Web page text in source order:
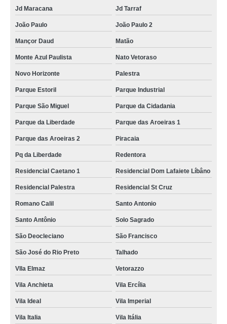
Jd Maracana Jd Tarraf
João Paulo João Paulo 2
Mançor Daud Matão
Monte Azul Paulista Nato Vetoraso
Novo Horizonte Palestra
Parque Estoril Parque Industrial
Parque São Miguel Parque da Cidadania
Parque da Liberdade Parque das Aroeiras 1
Parque das Aroeiras 2 Piracaia
Pq da Liberdade Redentora
Residencial Caetano 1 Residencial Dom Lafaiete Líbâno
Residencial Palestra Residencial St Cruz
Romano Calil Santo Antonio
Santo Antônio Solo Sagrado
São Deocleciano São Francisco
São José do Rio Preto Talhado
VIla Elmaz Vetorazzo
Vila Anchieta Vila Ercília
Vila Ideal Vila Imperial
Vila Italia Vila Itália